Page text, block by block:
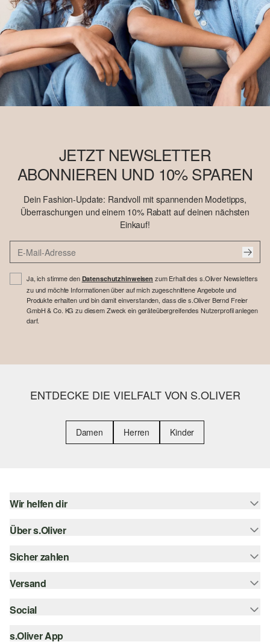
JETZT NEWSLETTER
ABONNIEREN UND 10% SPAREN
Dein Fashion-Update: Randvoll mit spannenden Modetipps,
Überraschungen und einem 10% Rabatt auf deinen nächsten
Einkauf!
Ja, ich stimme den Datenschutzhinweisen zum Erhalt des s.Oliver Newsletters
zu und möchte Informationen über auf mich zugeschnittene Angebote und
Produkte erhalten und bin damit einverstanden, dass die s.Oliver Bernd Freier
GmbH & Co. KG zu diesem Zweck ein geräteübergreifendes Nutzerprofil anlegen
darf.
ENTDECKE DIE VIELFALT VON S.OLIVER
Damen Herren Kinder
Wir helfen dir
Hilfe & FAQ
Größenberatung
Über s.Oliver
Newsletter
s.Oliver Card
Sicher zahlen
Rechnung
Kreditkarte
Versand
Sendungsverfolgung
SwissPost
Social
instagram
s.Oliver App